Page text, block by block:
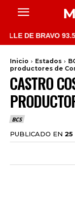
BRAVO 93.5 FM
Inicio Estados
productores de
CASTRO
BCS
PUBLICADO EN 25